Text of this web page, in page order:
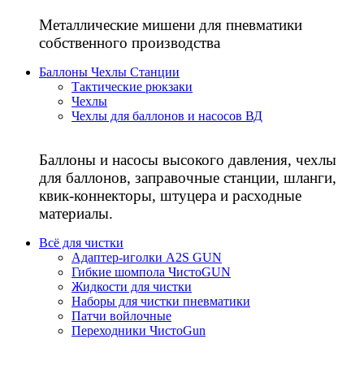
Металлические мишени для пневматики
собственного производства
Баллоны Чехлы Станции
Тактические рюкзаки
Чехлы
Чехлы для баллонов и насосов ВД
Баллоны и насосы высокого давления, чехлы
для баллонов, заправочные станции, шланги,
квик-коннекторы, штуцера и расходные
материалы.
Всё для чистки
Адаптер-иголки A2S GUN
Гибкие шомпола ЧистоGUN
Жидкости для чистки
Наборы для чистки пневматики
Патчи войлочные
Переходники ЧистоGun